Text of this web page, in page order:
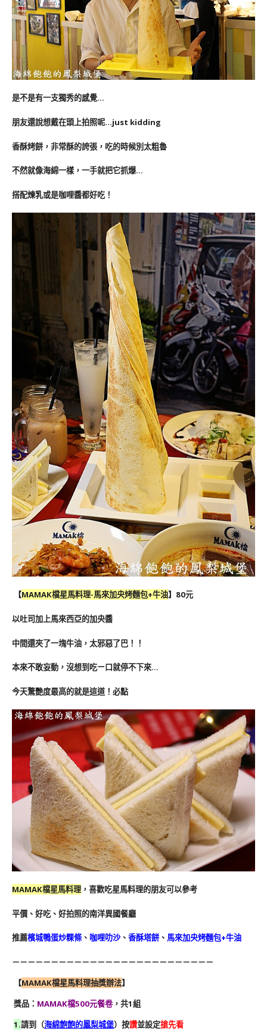
是不是有一支獨秀的感覺…
朋友還說想戴在頭上拍照呢…just kidding
香酥烤餅，非常酥的誇張，吃的時候別太粗魯
不然就像海綿一樣，一手就把它抓爆…
搭配煉乳或是咖哩醬都好吃！
【MAMAK檔星馬料理-馬來加央烤麵包+牛油】80元
以吐司加上馬來西亞的加央醬
中間還夾了一塊牛油，太邪惡了巴！！
本來不敢妄動，沒想到吃ㄧ口就停不下來…
今天驚艷度最高的就是這道！必點
MAMAK檔星馬料理 ，喜歡吃星馬料理的朋友可以參考
平價、好吃、好拍照的南洋異國餐廳
推薦檳城鴨蛋炒粿條 、 咖哩叻沙 、 香酥塔餅、 馬來加央烤麵包+牛油
－－－－－－－－－－－－－－－－－－－－－－－－－－
【MAMAK檔星馬料理抽獎辦法】
獎品： MAMAK檔500元餐卷，共1組
1.請到（海綿飽飽的鳳梨城堡）按讚並設定搶先看